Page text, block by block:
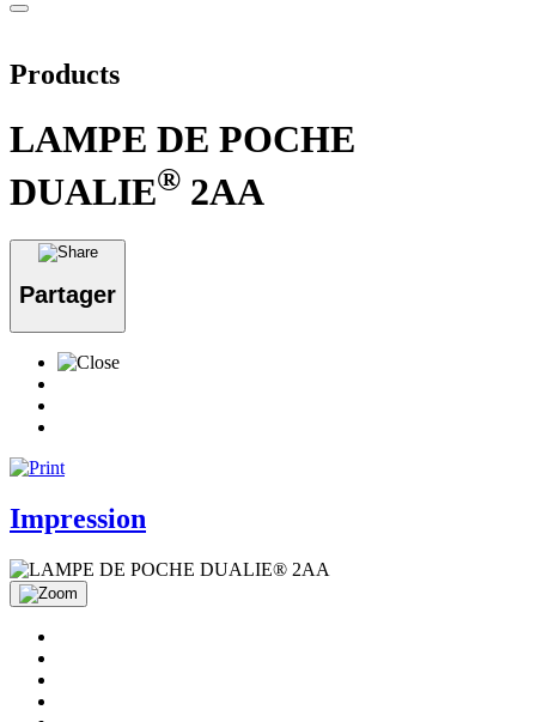
Products
LAMPE DE POCHE
DUALIE® 2AA
Partager
Impression